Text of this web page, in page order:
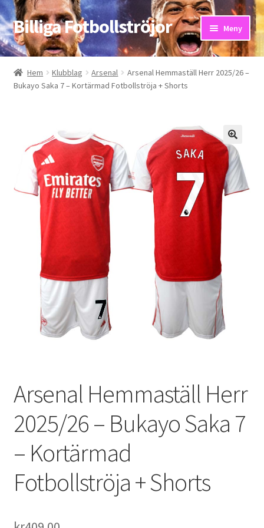
Hoppa
till
navigering
Hoppa
till
innehåll
Billiga Fotbollströjor Meny
Hem
Bloggar
Kassa
Kontakta oss
Mitt konto
Storleksguiden
Varukorg
Hem Klubblag Arsenal
Arsenal Hemmaställ Herr 2025/26 –
Bukayo Saka 7 – Kortärmad Fotbollströja + Shorts
Arsenal Hemmaställ Herr
2025/26 – Bukayo Saka 7
– Kortärmad
Fotbollströja + Shorts